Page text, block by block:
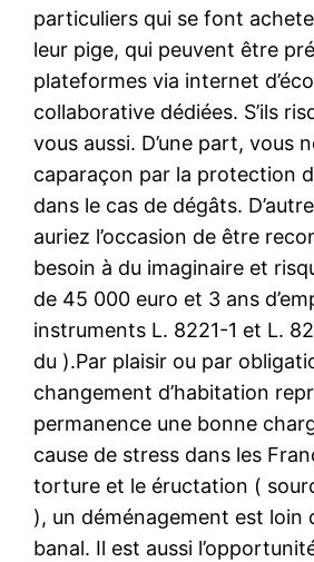
particuliers qui se font
leur pige, qui peuvent être
plateformes via internet
collaborative dédiées. S’ils
vous aussi. D’une part, vous
caparaçon par la protection
dans le cas de dégâts.
auriez l’occasion de être
besoin à du imaginaire et
de 45 000 euro et 3 ans
instruments L. 8221-1 et L.
du ).Par plaisir ou par
changement d’habitation
permanence une bonne
cause de stress dans les
torture et le éructation (
), un déménagement est loin
banal. Il est aussi